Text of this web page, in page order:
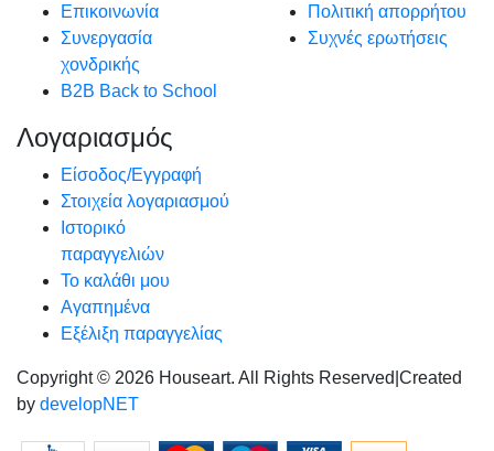
Επικοινωνία
Συνεργασία
χονδρικής
B2B Back to School
Πολιτική απορρήτου
Συχνές ερωτήσεις
Λογαριασμός
Είσοδος/Εγγραφή
Στοιχεία λογαριασμού
Ιστορικό
παραγγελιών
Το καλάθι μου
Αγαπημένα
Εξέλιξη παραγγελίας
Copyright © 2026 Houseart. All Rights Reserved Created
by developNET